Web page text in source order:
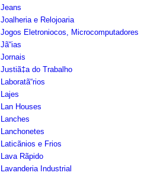
Jeans
Joalheria e Relojoaria
Jogos Eletroniocos, Microcomputadores
Jã“ias
Jornais
Justiã‡a do Trabalho
Laboratã“rios
Lajes
Lan Houses
Lanches
Lanchonetes
Laticãnios e Frios
Lava Rãpido
Lavanderia Industrial